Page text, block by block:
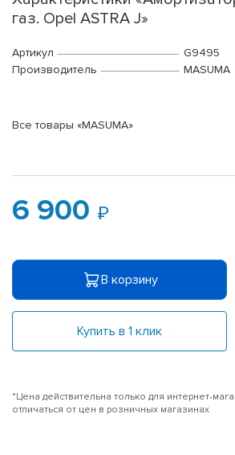
газ. Opel ASTRA J»
Артикул
G9495
Производитель
MASUMA
Все товары «MASUMA»
6 900
В корзину
Купить в 1 клик
*Цена действительна только для интернет-
отличаться от цен в розничных магазинах